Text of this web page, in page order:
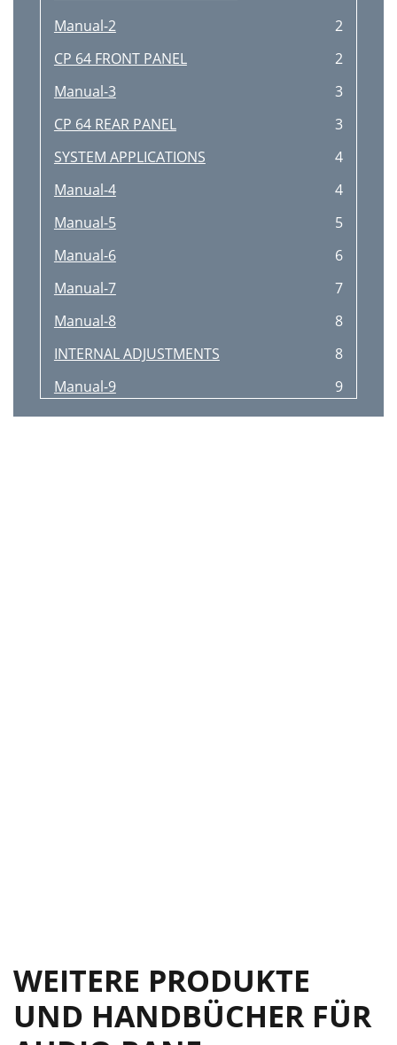
Manual-2
2
CP 64 FRONT PANEL
2
Manual-3
3
CP 64 REAR PANEL
3
SYSTEM APPLICATIONS
4
Manual-4
4
Manual-5
5
Manual-6
6
Manual-7
7
Manual-8
8
INTERNAL ADJUSTMENTS
8
Manual-9
9
CP 64 CONNECTIONS
9
WEITERE PRODUKTE
UND HANDBÜCHER FÜR